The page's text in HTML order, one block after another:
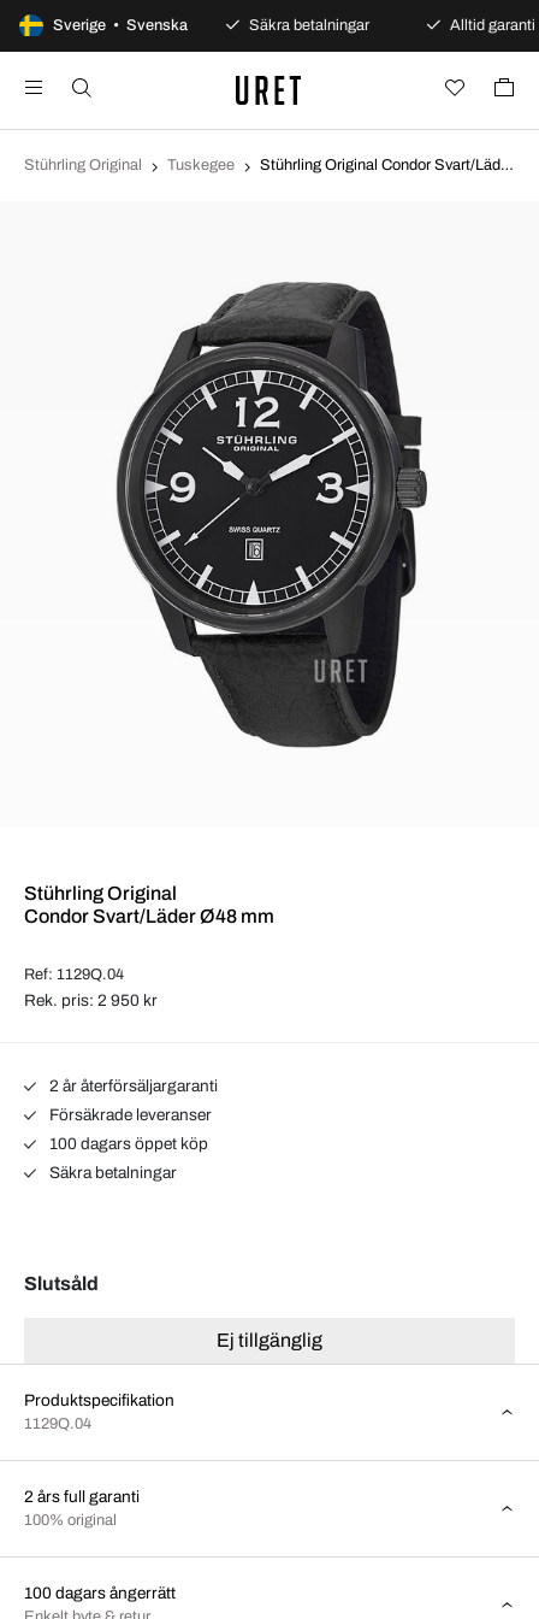
Sverige • Svenska
100 dagars öppet köp Säkra betalningar Alltid garanti
Stührling Original Tuskegee Stührling Original Condor Svart/Läder Ø48 mm 1129Q.04
Stührling Original
Condor Svart/Läder Ø48 mm
Ref: 1129Q.04
Rek. pris: 2 950 kr
2 år återförsäljargaranti
Försäkrade leveranser
100 dagars öppet köp
Säkra betalningar
Slutsåld
Ej tillgänglig
Produktspecifikation
1129Q.04
2 års full garanti
100% original
100 dagars ångerrätt